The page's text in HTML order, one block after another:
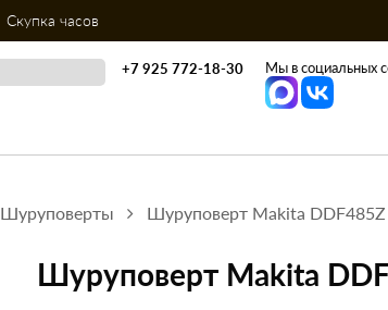
Скупка часов
+7 925 772-18-30 Мы в социальных
Шуруповерты Шуруповерт Makita DDF485Z
Шуруповерт Makita